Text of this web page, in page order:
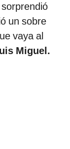
un sobre
vaya al
Miguel.